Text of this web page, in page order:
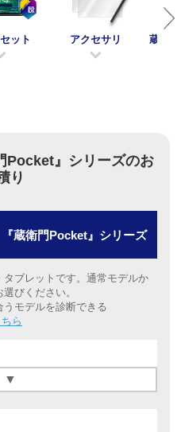
ット アクセサリ 蔵衛
Pocket』シリーズのお
り
『蔵衛門Pocket』シリーズ
ブレットです。通常モデルか
びください。
モデルを診断できる
ら